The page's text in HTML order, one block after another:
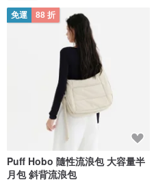
免運 88 折
Puff Hobo 隨性流浪包 大容量半
月包 斜背流浪包